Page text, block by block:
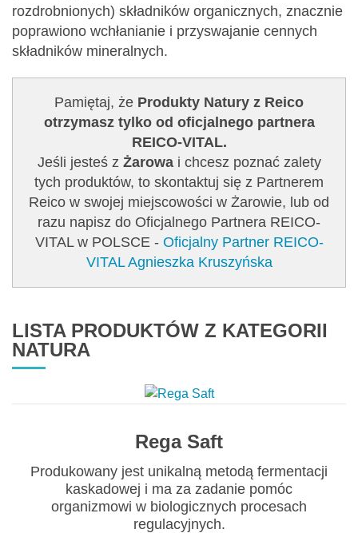
rozdrobnionych) składników organicznych, znacznie
poprawiono wchłanianie i przyswajanie cennych
składników mineralnych.
Pamiętaj, że Produkty Natury z Reico
otrzymasz tylko od oficjalnego partnera
REICO-VITAL.
Jeśli jesteś z Żarowai chcesz poznać zalety
tych produktów, to skontaktuj się z Partnerem
Reico w swojej miejscowości w Żarowie, lub od
razu napisz do Oficjalnego Partnera REICO-
VITAL w POLSCE - Oficjalny Partner REICO-
VITAL Agnieszka Kruszyńska
LISTA PRODUKTÓW Z KATEGORII
NATURA
Rega Saft
Produkowany jest unikalną metodą fermentacji
kaskadowej i ma za zadanie pomóc
organizmowi w biologicznych procesach
regulacyjnych.